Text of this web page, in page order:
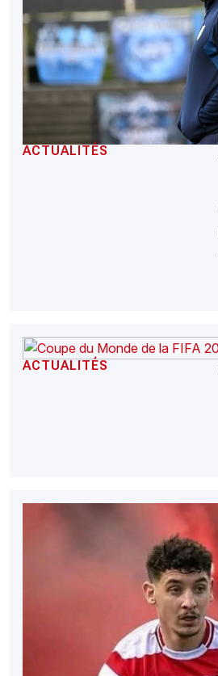
ACTUALITÉS
ACTUALITÉS